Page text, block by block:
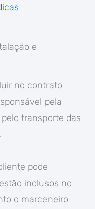
e
no contrato
pela
transporte das
pode
inclusos no
o marceneiro